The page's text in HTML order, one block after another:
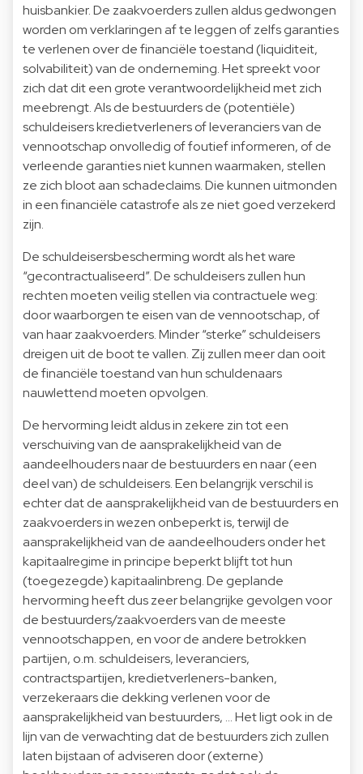
huisbankier. De zaakvoerders zullen aldus gedwongen
worden om verklaringen af te leggen of zelfs garanties
te verlenen over de financiële toestand (liquiditeit,
solvabiliteit) van de onderneming. Het spreekt voor
zich dat dit een grote verantwoordelijkheid met zich
meebrengt. Als de bestuurders de (potentiële)
schuldeisers kredietverleners of leveranciers van de
vennootschap onvolledig of foutief informeren, of de
verleende garanties niet kunnen waarmaken, stellen
ze zich bloot aan schadeclaims. Die kunnen uitmonden
in een financiële catastrofe als ze niet goed verzekerd
zijn.
De schuldeisersbescherming wordt als het ware
“gecontractualiseerd”. De schuldeisers zullen hun
rechten moeten veilig stellen via contractuele weg:
door waarborgen te eisen van de vennootschap, of
van haar zaakvoerders. Minder “sterke” schuldeisers
dreigen uit de boot te vallen. Zij zullen meer dan ooit
de financiële toestand van hun schuldenaars
nauwlettend moeten opvolgen.
De hervorming leidt aldus in zekere zin tot een
verschuiving van de aansprakelijkheid van de
aandeelhouders naar de bestuurders en naar (een
deel van) de schuldeisers. Een belangrijk verschil is
echter dat de aansprakelijkheid van de bestuurders en
zaakvoerders in wezen onbeperkt is, terwijl de
aansprakelijkheid van de aandeelhouders onder het
kapitaalregime in principe beperkt blijft tot hun
(toegezegde) kapitaalinbreng. De geplande
hervorming heeft dus zeer belangrijke gevolgen voor
de bestuurders/zaakvoerders van de meeste
vennootschappen, en voor de andere betrokken
partijen, o.m. schuldeisers, leveranciers,
contractspartijen, kredietverleners-banken,
verzekeraars die dekking verlenen voor de
aansprakelijkheid van bestuurders, ... Het ligt ook in de
lijn van de verwachting dat de bestuurders zich zullen
laten bijstaan of adviseren door (externe)